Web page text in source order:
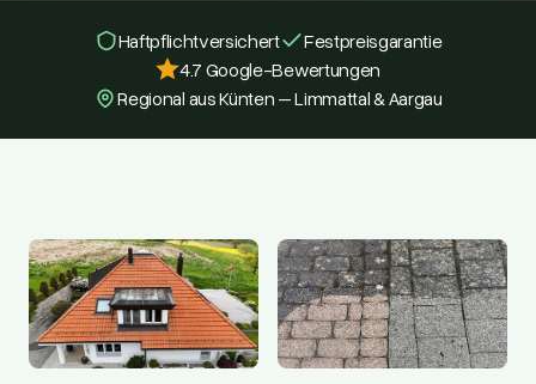
Haftpflicht­versichert
Festpreisgarantie
4.7 Google-Bewertungen
Regional aus Künten – Limmattal & Aargau